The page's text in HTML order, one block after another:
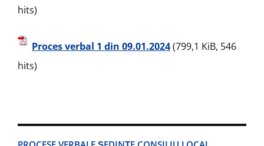
hits)
Proces verbal 1 din 09.01.2024(799,1 KiB, 546
hits)